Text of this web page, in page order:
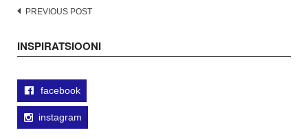
Post
PREVIOUS POST
INSPIRATSIOONI
facebook
instagram